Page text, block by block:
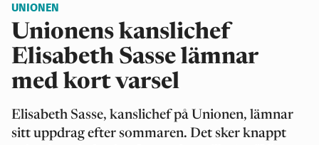
UNIONEN
Unionens kanslichef
Elisabeth Sasse lämnar
med kort varsel
Elisabeth Sasse, kanslichef på Unionen, lämnar
sitt uppdrag efter sommaren. Det sker knappt